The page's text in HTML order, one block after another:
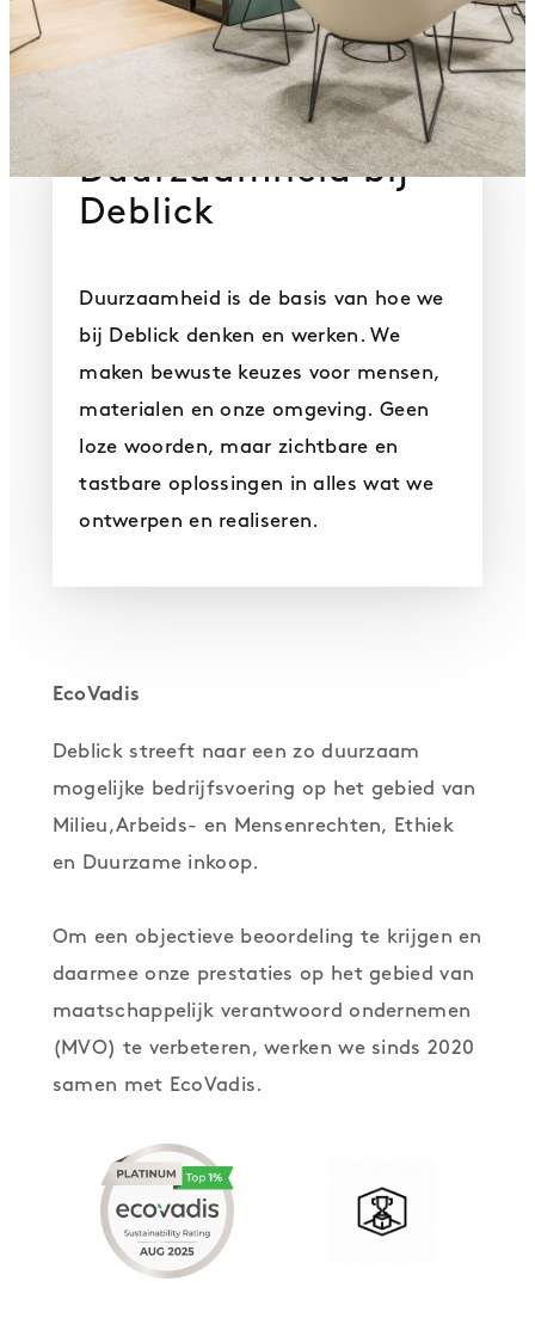
Duurzaamheid bij
Deblick
Duurzaamheid is de basis van hoe we
bij Deblick denken en werken. We
maken bewuste keuzes voor mensen,
materialen en onze omgeving. Geen
loze woorden, maar zichtbare en
tastbare oplossingen in alles wat we
ontwerpen en realiseren.
EcoVadis
Deblick streeft naar een zo duurzaam
mogelijke bedrijfsvoering op het gebied van
Milieu,Arbeids- en Mensenrechten, Ethiek
en Duurzame inkoop.
Om een objectieve beoordeling te krijgen en
daarmee onze prestaties op het gebied van
maatschappelijk verantwoord ondernemen
(MVO) te verbeteren, werken we sinds 2020
samen met EcoVadis.